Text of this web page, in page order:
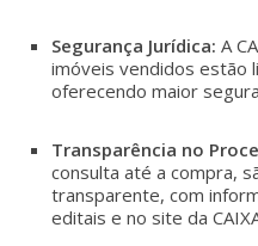
Segurança Jurídica: A
imóveis vendidos estão
oferecendo maior
Transparência no
consulta até a compra,
transparente, com
editais e no site da